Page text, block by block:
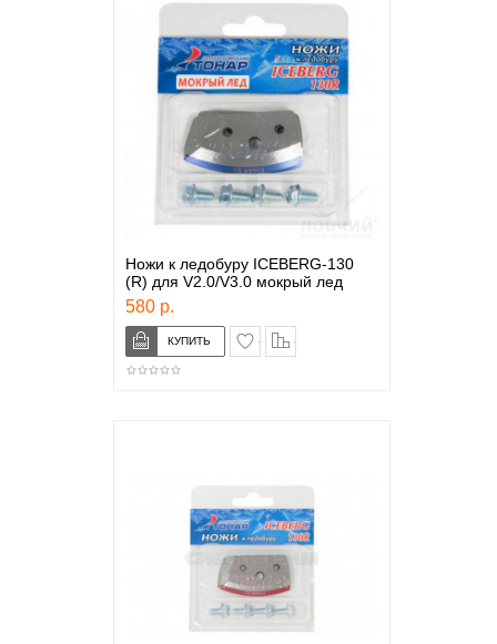
Ножи к ледобуру ICEBERG-130
(R) для V2.0/V3.0 мокрый лед
580 р.
в закладки